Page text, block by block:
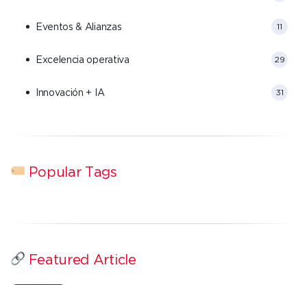
Eventos & Alianzas 11
Excelencia operativa 29
Innovación + IA 31
Popular Tags
Featured Article